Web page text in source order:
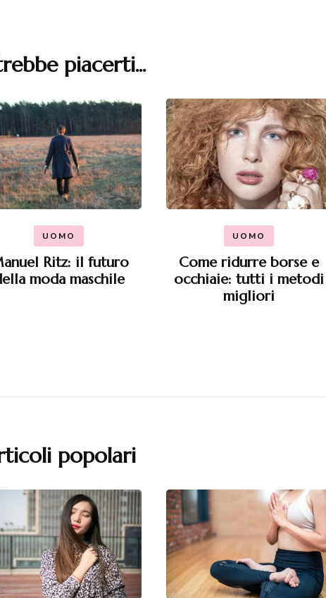
piacerti...
UOMO
Ritz: il futuro
moda maschile
UOMO
Come ridurre borse e
occhiaie: tutti i metodi
migliori
popolari